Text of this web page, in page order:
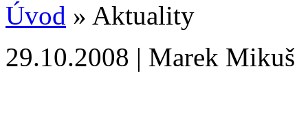
Úvod » Aktuality
29.10.2008 | Marek Mikuš